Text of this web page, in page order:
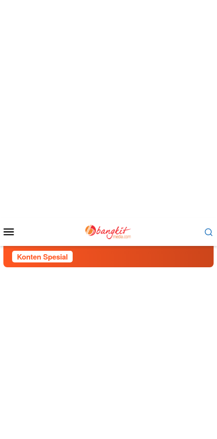
Mobile
Konten Spesial